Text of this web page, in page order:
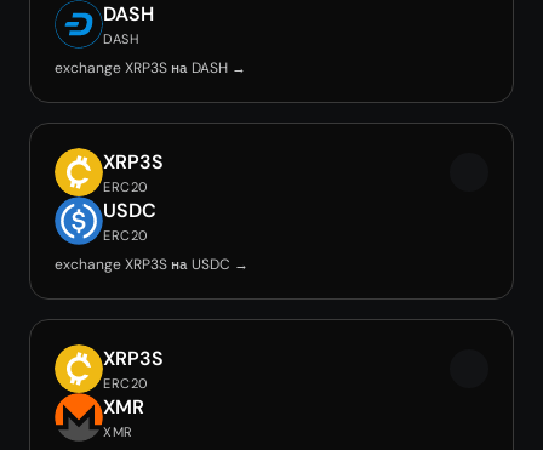
DASH
DASH
exchange XRP3S на DASH →
XRP3S
ERC20
USDC
ERC20
exchange XRP3S на USDC →
XRP3S
ERC20
XMR
XMR